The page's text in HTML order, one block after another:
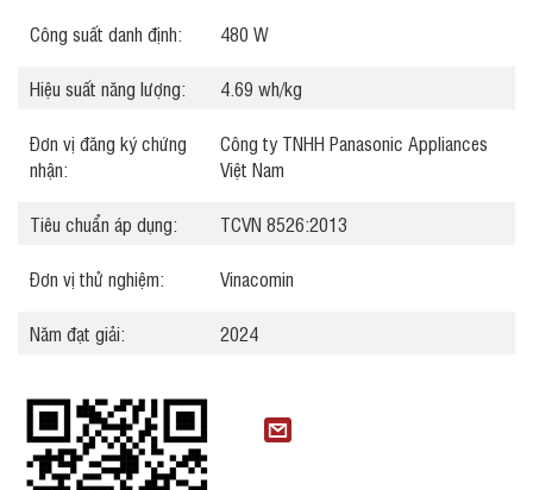
Công suất danh định: 480 W
Hiệu suất năng lượng: 4.69 wh/kg
Đơn vị đăng ký chứng
nhận:
Công ty TNHH Panasonic Appliances
Việt Nam
Tiêu chuẩn áp dụng: TCVN 8526:2013
Đơn vị thử nghiệm: Vinacomin
Năm đạt giải: 2024